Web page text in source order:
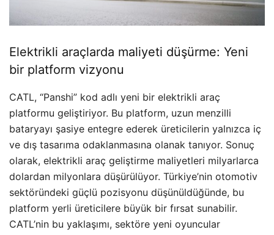
Elektrikli araçlarda maliyeti düşürme: Yeni
bir platform vizyonu
CATL, “Panshi” kod adlı yeni bir elektrikli araç
platformu geliştiriyor. Bu platform, uzun menzilli
bataryayı şasiye entegre ederek üreticilerin yalnızca iç
ve dış tasarıma odaklanmasına olanak tanıyor. Sonuç
olarak, elektrikli araç geliştirme maliyetleri milyarlarca
dolardan milyonlara düşürülüyor. Türkiye’nin otomotiv
sektöründeki güçlü pozisyonu düşünüldüğünde, bu
platform yerli üreticilere büyük bir fırsat sunabilir.
CATL’nin bu yaklaşımı, sektöre yeni oyuncular